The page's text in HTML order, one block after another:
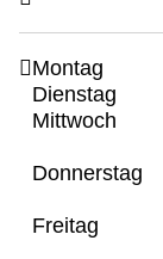
Montag
Dienstag
Mittwoch
Donnerstag
Freitag